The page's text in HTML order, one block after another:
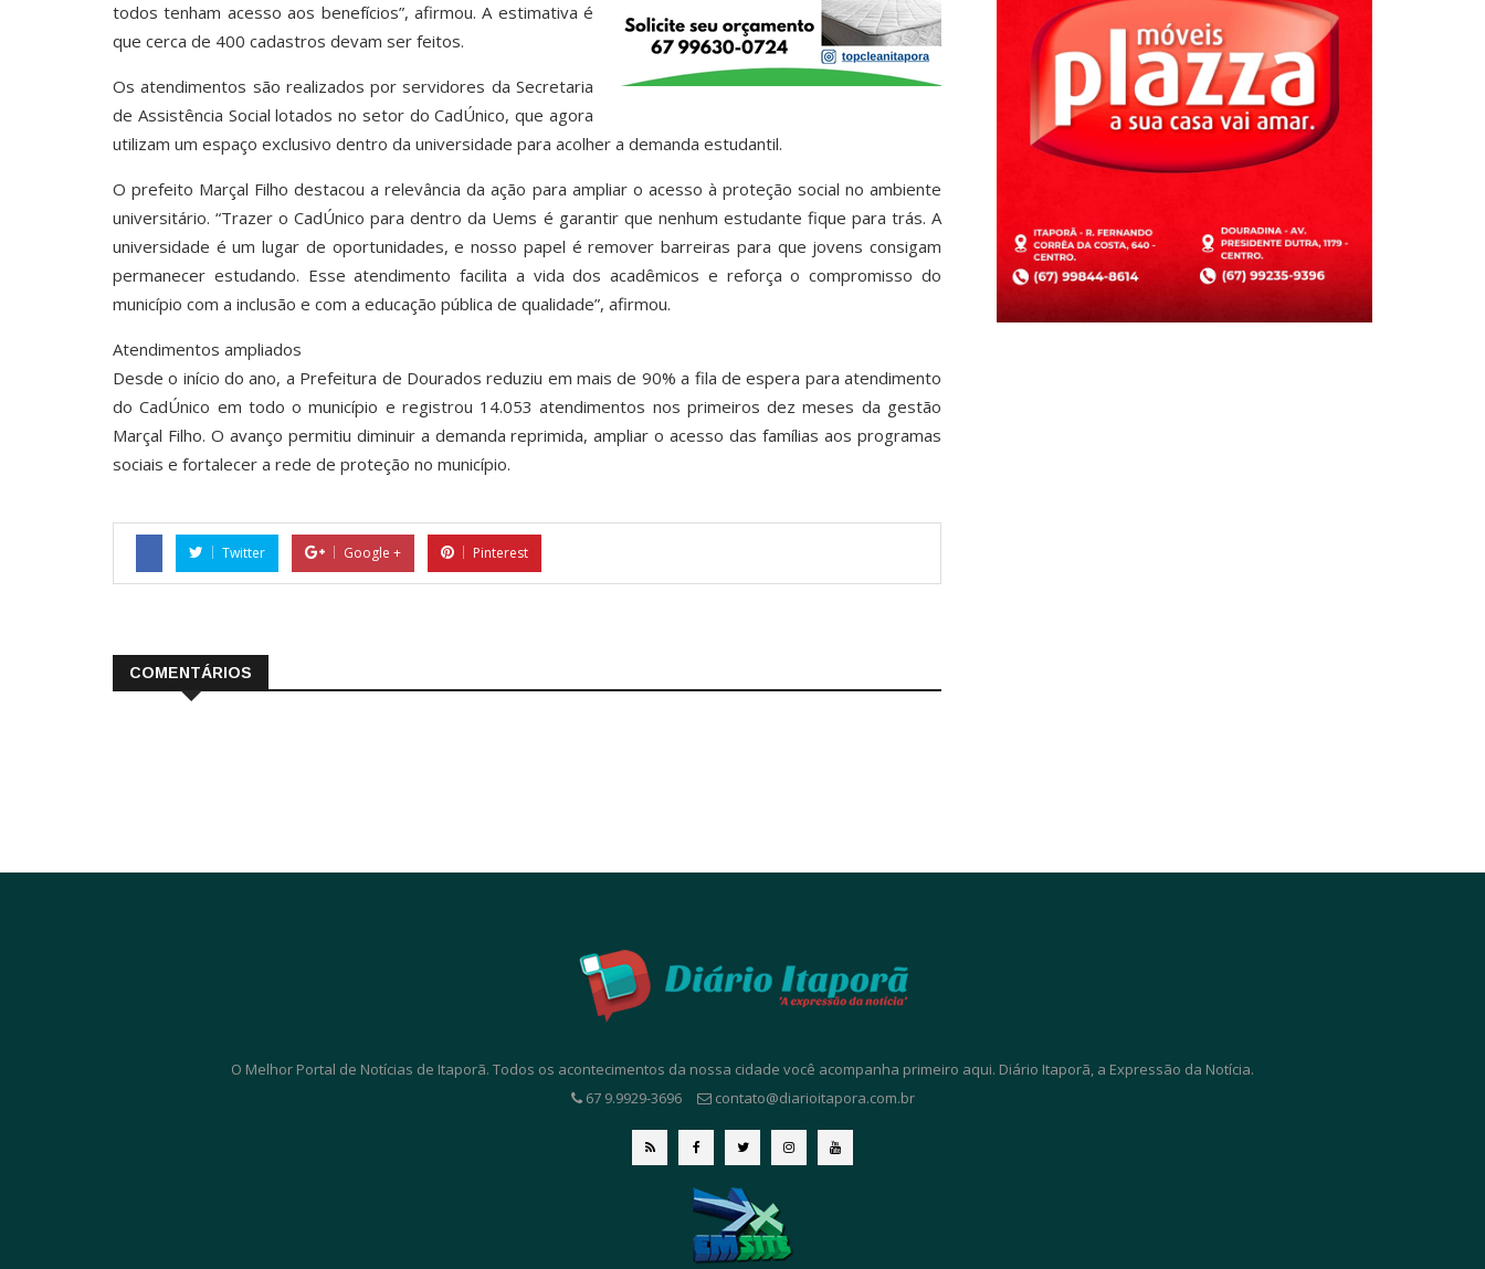
todos tenham acesso aos benefícios”, afirmou. A estimativa é
que cerca de 400 cadastros devam ser feitos.
Os atendimentos são realizados por servidores da Secretaria
de Assistência Social lotados no setor do CadÚnico, que agora
utilizam um espaço exclusivo dentro da universidade para acolher a demanda estudantil.
O prefeito Marçal Filho destacou a relevância da ação para ampliar o acesso à proteção social no ambiente
universitário. “Trazer o CadÚnico para dentro da Uems é garantir que nenhum estudante fique para trás. A
universidade é um lugar de oportunidades, e nosso papel é remover barreiras para que jovens consigam
permanecer estudando. Esse atendimento facilita a vida dos acadêmicos e reforça o compromisso do
município com a inclusão e com a educação pública de qualidade”, afirmou.
Atendimentos ampliados
Desde o início do ano, a Prefeitura de Dourados reduziu em mais de 90% a fila de espera para atendimento
do CadÚnico em todo o município e registrou 14.053 atendimentos nos primeiros dez meses da gestão
Marçal Filho. O avanço permitiu diminuir a demanda reprimida, ampliar o acesso das famílias aos programas
sociais e fortalecer a rede de proteção no município.
Twitter Google + Pinterest
COMENTÁRIOS
O Melhor Portal de Notícias de Itaporã. Todos os acontecimentos da nossa cidade você acompanha primeiro aqui. Diário Itaporã, a Expressão da Notícia.
67 9.9929-3696
contato@diarioitapora.com.br